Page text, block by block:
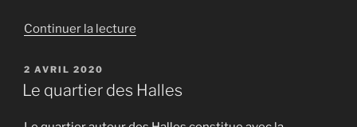
Continuer la lecture
PUBLIÉ
LE
2 AVRIL 2020
Le quartier des Halles